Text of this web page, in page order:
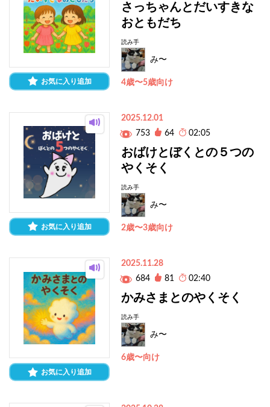
お気に入り追加
さっちゃんとだいすきな
おともだち
読み手
み〜
4歳〜5歳向け
お気に入り追加
2025.12.01
753
64 02:05
おばけとぼくとの５つの
やくそく
読み手
み〜
2歳〜3歳向け
お気に入り追加
2025.11.28
684
81 02:40
かみさまとのやくそく
読み手
み〜
6歳〜向け